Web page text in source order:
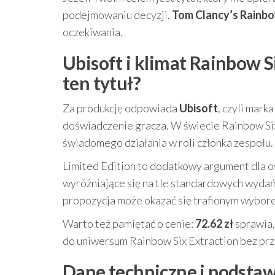
podejmowaniu decyzji, Tom Clancy’s
oczekiwania.
Ubisoft i klimat Rainbow
ten tytuł?
Za produkcję odpowiada Ubisoft, czyli
doświadczenie gracza. W świecie Rainbow
świadomego działania w roli członka zespołu.
Limited Edition to dodatkowy argument dla
wyróżniające się na tle standardowych
propozycja może okazać się trafionym
Warto też pamiętać o cenie: 72.62 zł
do uniwersum Rainbow Six Extraction bez